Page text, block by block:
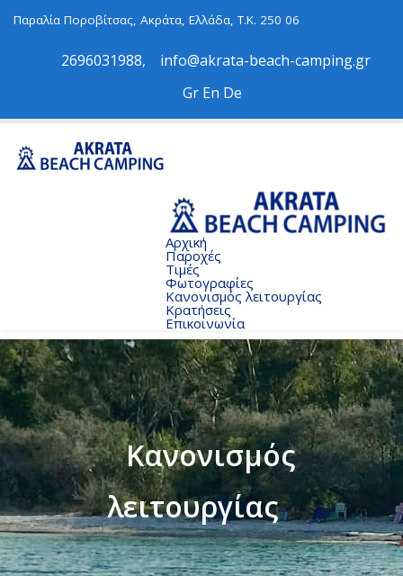
Παραλία Ποροβίτσας, Ακράτα, Ελλάδα, Τ.Κ. 250 06
2696031988, info@akrata-beach-camping.gr
Gr Εn De
Αρχική
Παροχές
Τιμές
Φωτογραφίες
Κανονισμός λειτουργίας
Κρατήσεις
Επικοινωνία
Κανονισμός
λειτουργίας